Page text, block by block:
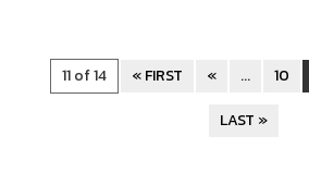
11 of 14 « FIRST « ... 10
LAST »